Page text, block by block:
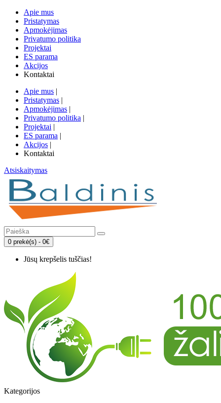
Apie mus
Pristatymas
Apmokėjimas
Privatumo politika
Projektai
ES parama
Akcijos
Kontaktai
Apie mus |
Pristatymas |
Apmokėjimas |
Privatumo politika |
Projektai |
ES parama |
Akcijos |
Kontaktai
Atsiskaitymas
0 prekė(s) - 0€
Jūsų krepšelis tuščias!
Kategorijos